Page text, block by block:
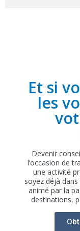
Et si
les
Devenir
l’occasion de
une activité
soyez déjà
animé par la
destinations,